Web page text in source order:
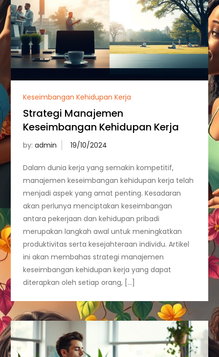
Keseimbangan Kehidupan Kerja
Strategi Manajemen
Keseimbangan Kehidupan Kerja
by:admin
Dalam dunia kerja yang semakin kompetitif,
manajemen keseimbangan kehidupan kerja telah
menjadi aspek yang amat penting. Kesadaran
akan perlunya menciptakan keseimbangan
antara pekerjaan dan kehidupan pribadi
merupakan langkah awal untuk meningkatkan
produktivitas serta kesejahteraan individu. Artikel
ini akan membahas strategi manajemen
keseimbangan kehidupan kerja yang dapat
diterapkan oleh setiap orang, […]